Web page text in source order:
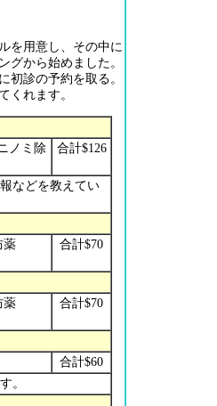
を用意し、その中に
グから始めました。
初診の予約を取る。
くれます。
ノミ除
合計$126
などを教えてい
薬
合計$70
薬
合計$70
合計$60
。